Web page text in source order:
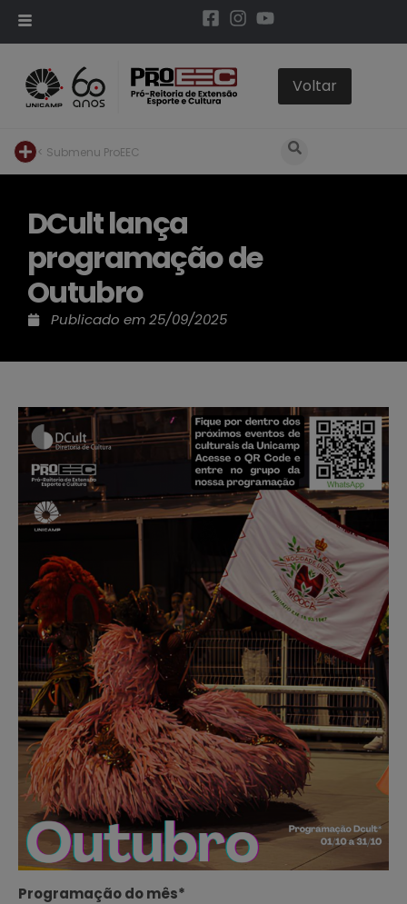
< Submenu ProEEC
DCult lança
programação de
Outubro
Publicado em25/09/2025
Programação do mês*